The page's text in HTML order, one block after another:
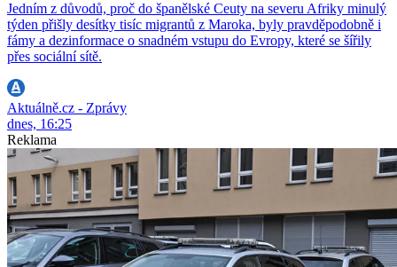
Jedním z důvodů, proč do španělské Ceuty na severu Afriky minulý
týden přišly desítky tisíc migrantů z Maroka, byly pravděpodobně i
fámy a dezinformace o snadném vstupu do Evropy, které se šířily
přes sociální sítě.
Aktuálně.cz - Zprávy
dnes, 16:25
Reklama